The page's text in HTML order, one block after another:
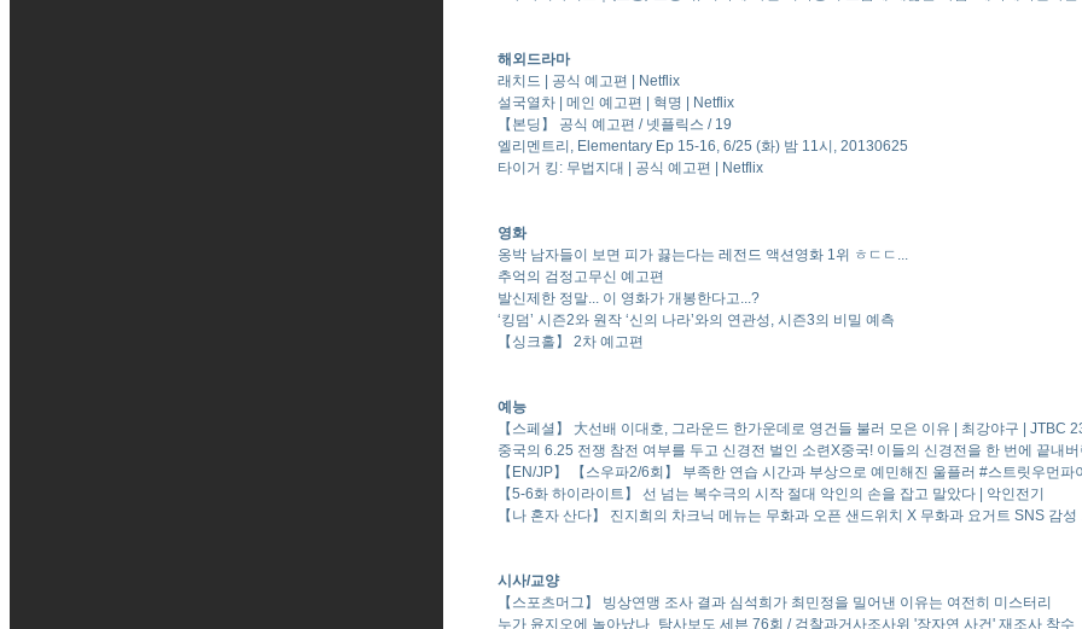
해외드라마
래치드 | 공식 예고편 | Netflix
설국열차 | 메인 예고편 | 혁명 | Netflix
【본딩】 공식 예고편 / 넷플릭스 / 19
엘리멘트리, Elementary Ep 15-16, 6/25 (화) 밤 11시, 20130625
타이거 킹: 무법지대 | 공식 예고편 | Netflix
영화
옹박 남자들이 보면 피가 끓는다는 레전드 액션영화 1위 ㅎㄷㄷ...
추억의 검정고무신 예고편
발신제한 정말... 이 영화가 개봉한다고...?
‘킹덤’ 시즌2와 원작 ‘신의 나라’와의 연관성, 시즌3의 비밀 예측
【싱크홀】 2차 예고편
예능
【스페셜】 大선배 이대호, 그라운드 한가운데로 영건들 불러 모은 이유 | 최강야구 | JTBC
중국의 6.25 전쟁 참전 여부를 두고 신경전 벌인 소련X중국! 이들의 신경전을 한 번에 끝내
【EN/JP】 【스우파2/6회】 부족한 연습 시간과 부상으로 예민해진 울플러 #스트릿우먼
【5-6화 하이라이트】 선 넘는 복수극의 시작 절대 악인의 손을 잡고 말았다 | 악인전기
【나 혼자 산다】 진지희의 차크닉 메뉴는 무화과 오픈 샌드위치 X 무화과 요거트 SNS 감
시사/교양
【스포츠머그】 빙상연맹 조사 결과 심석희가 최민정을 밀어낸 이유는 여전히 미스터리
누가 윤지오에 놀아났나_탐사보도 세븐 76회 / 검찰과거사조사위 '장자연 사건' 재조사 착수